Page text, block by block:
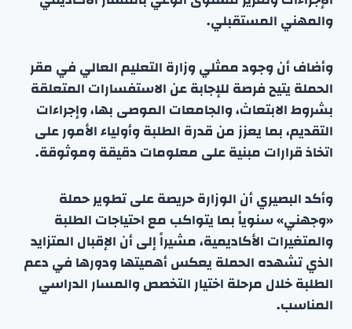
والمهني المستقبلي.
وأضاف أن وجود ممثلي وزارة التعليم العالي في مقر
الحملة يتيح فرصة للإجابة عن الاستفسارات المتعلقة
بشروط الابتعاث، والجامعات الموصى بها، وإجراءات
التقديم، بما يعزز من قدرة الطلبة وأولياء الأمور على
اتخاذ قرارات مبنية على معلومات دقيقة وموثوقة.
وأكد البصيري أن الوزارة حريصة على تطوير حملة
«وجهني» سنوياً بما يتواكب مع احتياجات الطلبة
والمتغيرات الأكاديمية، مشيراً إلى أن الإقبال المتزايد
الذي تشهده الحملة يعكس أهميتها ودورها في دعم
الطلبة خلال مرحلة اختيار التخصص والمسار الدراسي
المناسب.